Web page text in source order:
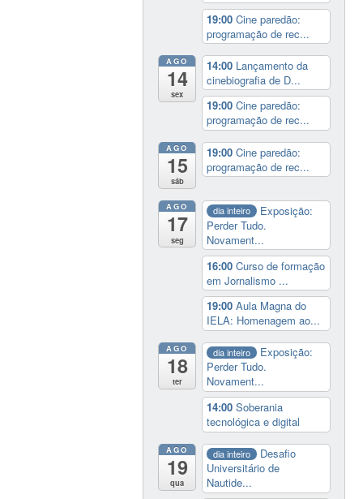
19:00Cine paredão:
programação de rec...
AGO
14
sex
14:00 Lançamento da
cinebiografia de D...
19:00Cine paredão:
programação de rec...
AGO
15
sáb
19:00Cine paredão:
programação de rec...
AGO
17
seg
dia inteiro
Exposição:
Perder Tudo.
Novament...
16:00Curso de formação
em Jornalismo ...
19:00Aula Magna do
IELA: Homenagem ao...
AGO
18
ter
dia inteiro
Exposição:
Perder Tudo.
Novament...
14:00Soberania
tecnológica e digital
AGO
19
qua
dia inteiro
Desafio
Universitário de
Nautide...